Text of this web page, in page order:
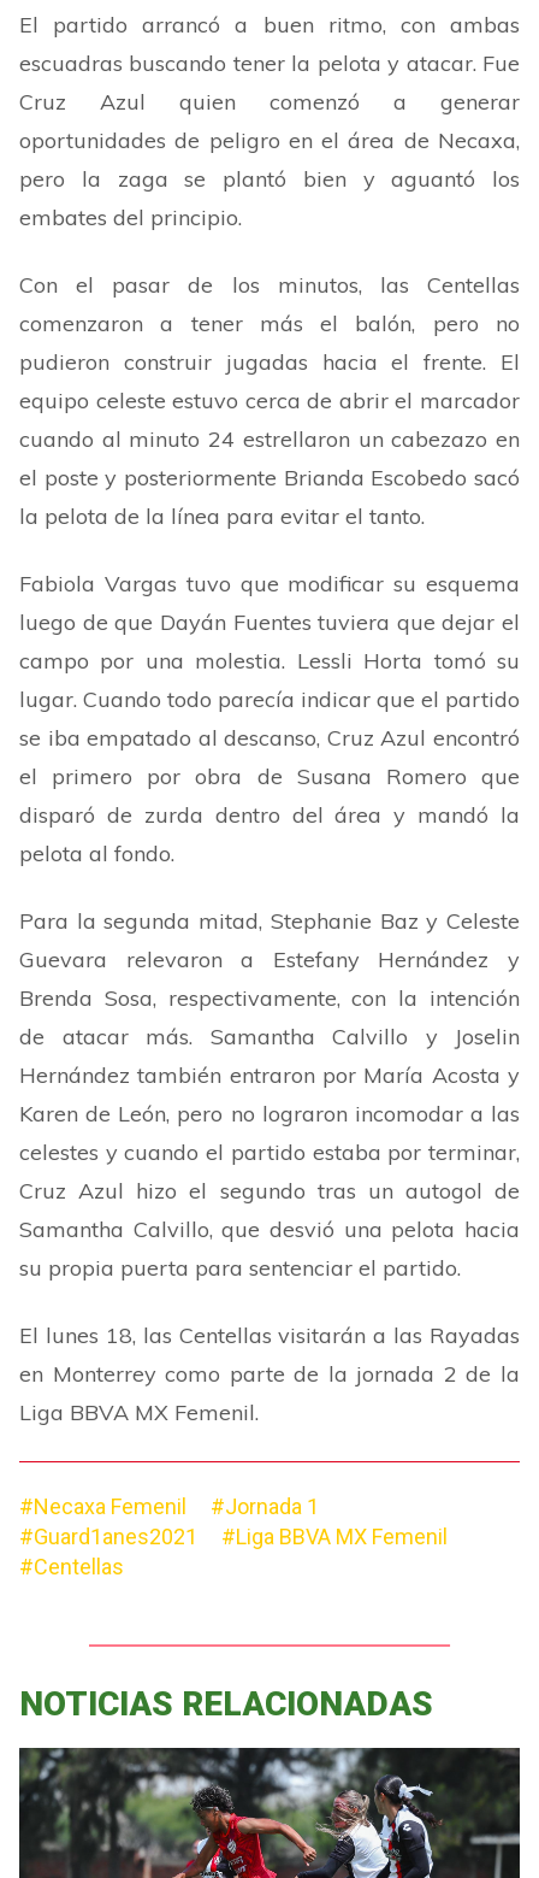
El partido arrancó a buen ritmo, con ambas
escuadras buscando tener la pelota y atacar. Fue
Cruz Azul quien comenzó a generar
oportunidades de peligro en el área de Necaxa,
pero la zaga se plantó bien y aguantó los
embates del principio.
Con el pasar de los minutos, las Centellas
comenzaron a tener más el balón, pero no
pudieron construir jugadas hacia el frente. El
equipo celeste estuvo cerca de abrir el marcador
cuando al minuto 24 estrellaron un cabezazo en
el poste y posteriormente Brianda Escobedo sacó
la pelota de la línea para evitar el tanto.
Fabiola Vargas tuvo que modificar su esquema
luego de que Dayán Fuentes tuviera que dejar el
campo por una molestia. Lessli Horta tomó su
lugar. Cuando todo parecía indicar que el partido
se iba empatado al descanso, Cruz Azul encontró
el primero por obra de Susana Romero que
disparó de zurda dentro del área y mandó la
pelota al fondo.
Para la segunda mitad, Stephanie Baz y Celeste
Guevara relevaron a Estefany Hernández y
Brenda Sosa, respectivamente, con la intención
de atacar más. Samantha Calvillo y Joselin
Hernández también entraron por María Acosta y
Karen de León, pero no lograron incomodar a las
celestes y cuando el partido estaba por terminar,
Cruz Azul hizo el segundo tras un autogol de
Samantha Calvillo, que desvió una pelota hacia
su propia puerta para sentenciar el partido.
El lunes 18, las Centellas visitarán a las Rayadas
en Monterrey como parte de la jornada 2 de la
Liga BBVA MX Femenil.
#Necaxa Femenil
#Jornada 1
#Guard1anes2021
#Liga BBVA MX Femenil
#Centellas
NOTICIAS RELACIONADAS